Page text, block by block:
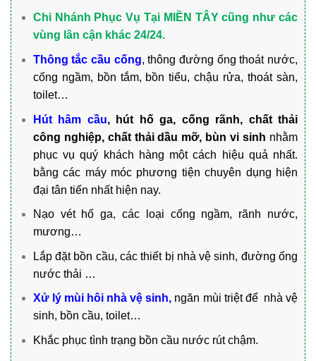
Chi Nhánh Phục Vụ Tại MIỀN TÂY cũng như các
vùng lân cận khác 24/24.
Thông tắc cầu cống, thông đường ống thoát nước,
cống ngầm, bồn tắm, bồn tiểu, chậu rửa, thoát sàn,
toilet…
Hút hâm cầu, hút hố ga, cống rãnh, chất thải
công nghiệp, chất thải dầu mỡ, bùn vi sinh nhằm
phục vụ quý khách hàng một cách hiệu quả nhất.
bằng các máy móc phương tiện chuyên dụng hiện
đại tân tiến nhất hiện nay.
Nạo vét hố ga, các loại cống ngầm, rãnh nước,
mương…
Lắp đặt bồn cầu, các thiết bị nhà vệ sinh, đường ống
nước thải …
Xử lý mùi hôi nhà vệ sinh, ngăn mùi triệt để nhà vệ
sinh, bồn cầu, toilet…
Khắc phục tình trạng bồn cầu nước rút chậm.